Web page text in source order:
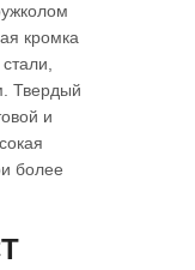
кромка
Твердый
и
более